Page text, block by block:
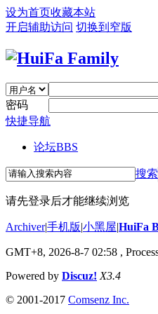
设为首页收藏本站
开启辅助访问 切换到窄版
密码
快捷导航
论坛BBS
搜索
请先登录后才能继续浏览
Archiver|手机版|小黑屋|HuiFa
GMT+8, 2026-8-7 02:58 ,
Powered by Discuz! X3.4
© 2001-2017 Comsenz Inc.